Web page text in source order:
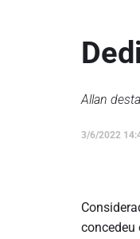
Allan
3/6/2022
concedeu